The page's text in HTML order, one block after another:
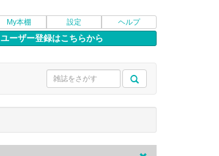
My本棚 設定 ヘルプ
ユーザー登録はこちらから